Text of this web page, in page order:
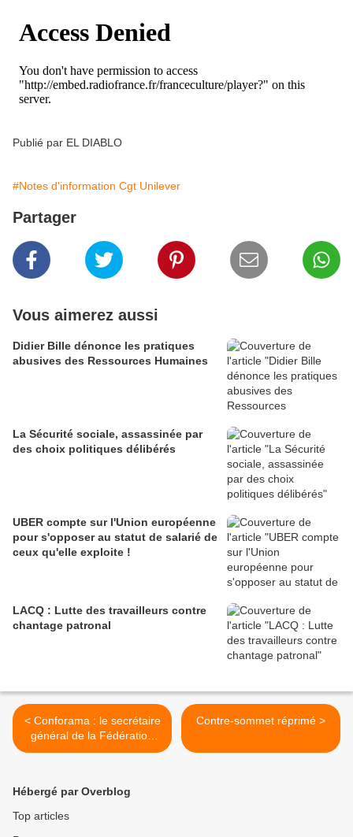
Publié par EL DIABLO
#Notes d'information Cgt Unilever
Partager
Vous aimerez aussi
Didier Bille dénonce les pratiques
abusives des Ressources Humaines
La Sécurité sociale, assassinée par
des choix politiques délibérés
UBER compte sur l'Union européenne
pour s'opposer au statut de salarié de
ceux qu'elle exploite !
LACQ : Lutte des travailleurs contre
chantage patronal
< Conforama : le secrétaire
général de la Fédération
convoqué au commissariat
Contre-sommet réprimé >
Hébergé par Overblog
Top articles